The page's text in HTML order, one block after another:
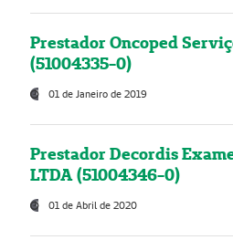
Prestador Oncoped
(51004335-0)
01 de Janeiro de 2019
Prestador Decordis
LTDA (51004346-0)
01 de Abril de 2020